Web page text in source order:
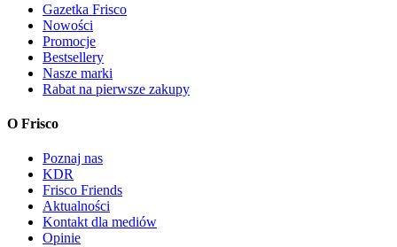
Gazetka Frisco
Nowości
Promocje
Bestsellery
Nasze marki
Rabat na pierwsze zakupy
O Frisco
Poznaj nas
KDR
Frisco Friends
Aktualności
Kontakt dla mediów
Opinie